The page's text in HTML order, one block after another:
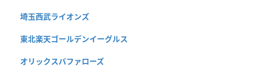
埼玉西武ライオンズ
東北楽天ゴールデンイーグルス
オリックスバファローズ